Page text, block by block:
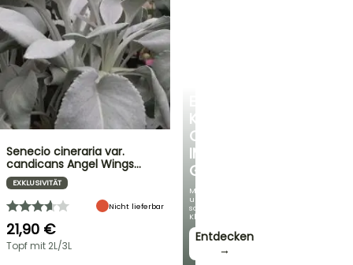
KÜHLE
OASE
IM
GARTEN
Mit
unseren
schönsten
Kletterpflanzen!
Entdecken
→
Senecio cineraria var.
candicans Angel Wings…
EXKLUSIVITÄT
Nicht lieferbar
21,90 €
Topf mit 2L/3L